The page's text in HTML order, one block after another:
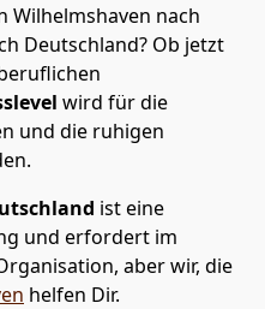
Wilhelmshaven nach
Deutschland? Ob jetzt
wird für die
und die ruhigen
ist eine
und erfordert im
aber wir, die
helfen Dir.